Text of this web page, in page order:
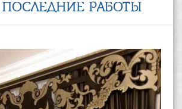
РАБОТЫ